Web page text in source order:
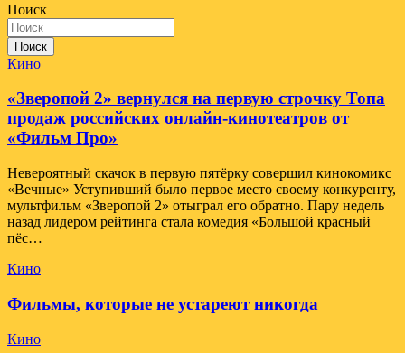
Поиск
Поиск
Кино
«Зверопой 2» вернулся на первую строчку Топа
продаж российских онлайн-кинотеатров от
«Фильм Про»
Невероятный скачок в первую пятёрку совершил кинокомикс
«Вечные» Уступивший было первое место своему конкуренту,
мультфильм «Зверопой 2» отыграл его обратно. Пару недель
назад лидером рейтинга стала комедия «Большой красный
пёс…
Кино
Фильмы, которые не устареют никогда
Кино